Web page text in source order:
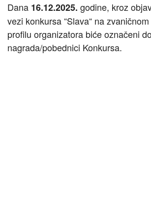
Dana 16.12.2025. godine, kroz
vezi konkursa “Slava“ na
profilu organizatora biće označeni
nagrada/pobednici Konkursa.